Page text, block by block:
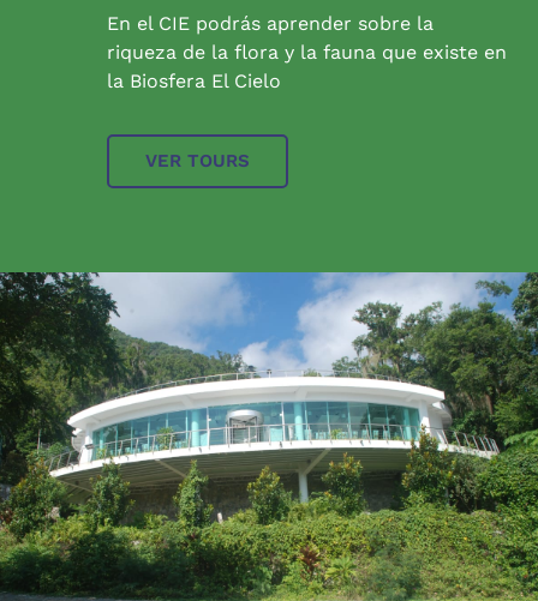
En el CIE podrás aprender sobre la
riqueza de la flora y la fauna que existe en
la Biosfera El Cielo
VER TOURS